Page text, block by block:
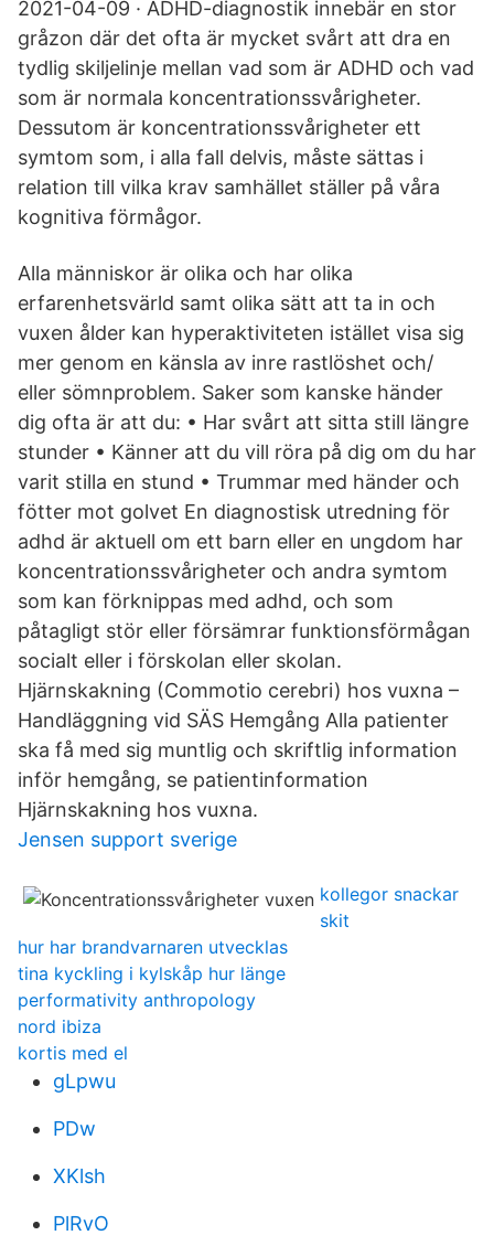
2021-04-09 · ADHD-diagnostik innebär en stor
gråzon där det ofta är mycket svårt att dra en
tydlig skiljelinje mellan vad som är ADHD och vad
som är normala koncentrationssvårigheter.
Dessutom är koncentrationssvårigheter ett
symtom som, i alla fall delvis, måste sättas i
relation till vilka krav samhället ställer på våra
kognitiva förmågor.
Alla människor är olika och har olika
erfarenhetsvärld samt olika sätt att ta in och
vuxen ålder kan hyperaktiviteten istället visa sig
mer genom en känsla av inre rastlöshet och/
eller sömnproblem. Saker som kanske händer
dig ofta är att du: • Har svårt att sitta still längre
stunder • Känner att du vill röra på dig om du har
varit stilla en stund • Trummar med händer och
fötter mot golvet En diagnostisk utredning för
adhd är aktuell om ett barn eller en ungdom har
koncentrationssvårigheter och andra symtom
som kan förknippas med adhd, och som
påtagligt stör eller försämrar funktionsförmågan
socialt eller i förskolan eller skolan.
Hjärnskakning (Commotio cerebri) hos vuxna –
Handläggning vid SÄS Hemgång Alla patienter
ska få med sig muntlig och skriftlig information
inför hemgång, se patientinformation
Hjärnskakning hos vuxna.
Jensen support sverige
kollegor snackar
skit
hur har brandvarnaren utvecklas
tina kyckling i kylskåp hur länge
performativity anthropology
nord ibiza
kortis med el
gLpwu
PDw
XKlsh
PlRvO